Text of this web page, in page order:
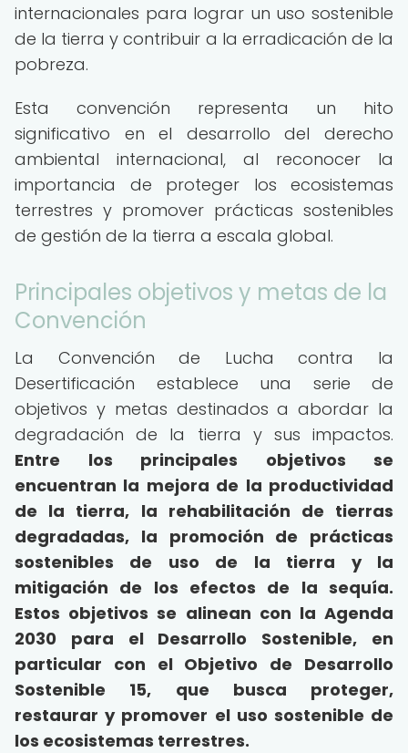
internacionales para lograr un uso sostenible
de la tierra y contribuir a la erradicación de la
pobreza.
Esta convención representa un hito
significativo en el desarrollo del derecho
ambiental internacional, al reconocer la
importancia de proteger los ecosistemas
terrestres y promover prácticas sostenibles
de gestión de la tierra a escala global.
Principales objetivos y metas de la
Convención
La Convención de Lucha contra la
Desertificación establece una serie de
objetivos y metas destinados a abordar la
degradación de la tierra y sus impactos.
Entre los principales objetivos se
encuentran la mejora de la productividad
de la tierra, la rehabilitación de tierras
degradadas, la promoción de prácticas
sostenibles de uso de la tierra y la
mitigación de los efectos de la sequía.
Estos objetivos se alinean con la Agenda
2030 para el Desarrollo Sostenible, en
particular con el Objetivo de Desarrollo
Sostenible 15, que busca proteger,
restaurar y promover el uso sostenible de
los ecosistemas terrestres.